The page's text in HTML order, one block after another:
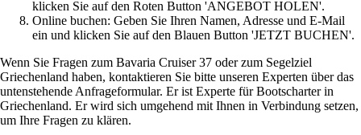
klicken Sie auf den Roten Button 'ANGEBOT HOLEN'.
Online buchen: Geben Sie Ihren Namen, Adresse und E-Mail
ein und klicken Sie auf den Blauen Button 'JETZT BUCHEN'.
Wenn Sie Fragen zum Bavaria Cruiser 37 oder zum Segelziel
Griechenland haben, kontaktieren Sie bitte unseren Experten über das
untenstehende Anfrageformular. Er ist Experte für Bootscharter in
Griechenland. Er wird sich umgehend mit Ihnen in Verbindung setzen,
um Ihre Fragen zu klären.